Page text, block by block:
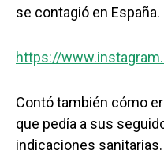
se contagió en España.
https://
Contó también cómo
que pedía a sus
indicaciones sanitarias.